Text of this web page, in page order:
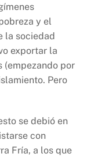
y el
la sociedad
exportar la
(empezando por
Pero
se debió en
con
Fría, a los que